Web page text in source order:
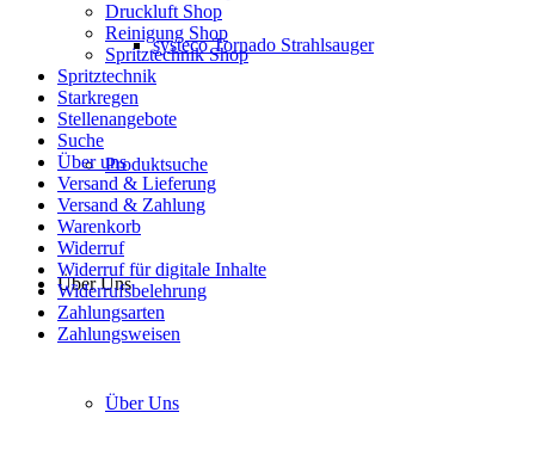
systeco Tornado Strahlsauger
Produktsuche
Über Uns
Über Uns
Druckluft Shop
Reinigung Shop
Spritztechnik Shop
Spritztechnik
Starkregen
Stellenangebote
Suche
Über uns
Versand & Lieferung
Versand & Zahlung
Warenkorb
Widerruf
Widerruf für digitale Inhalte
Widerrufsbelehrung
Zahlungsarten
Zahlungsweisen